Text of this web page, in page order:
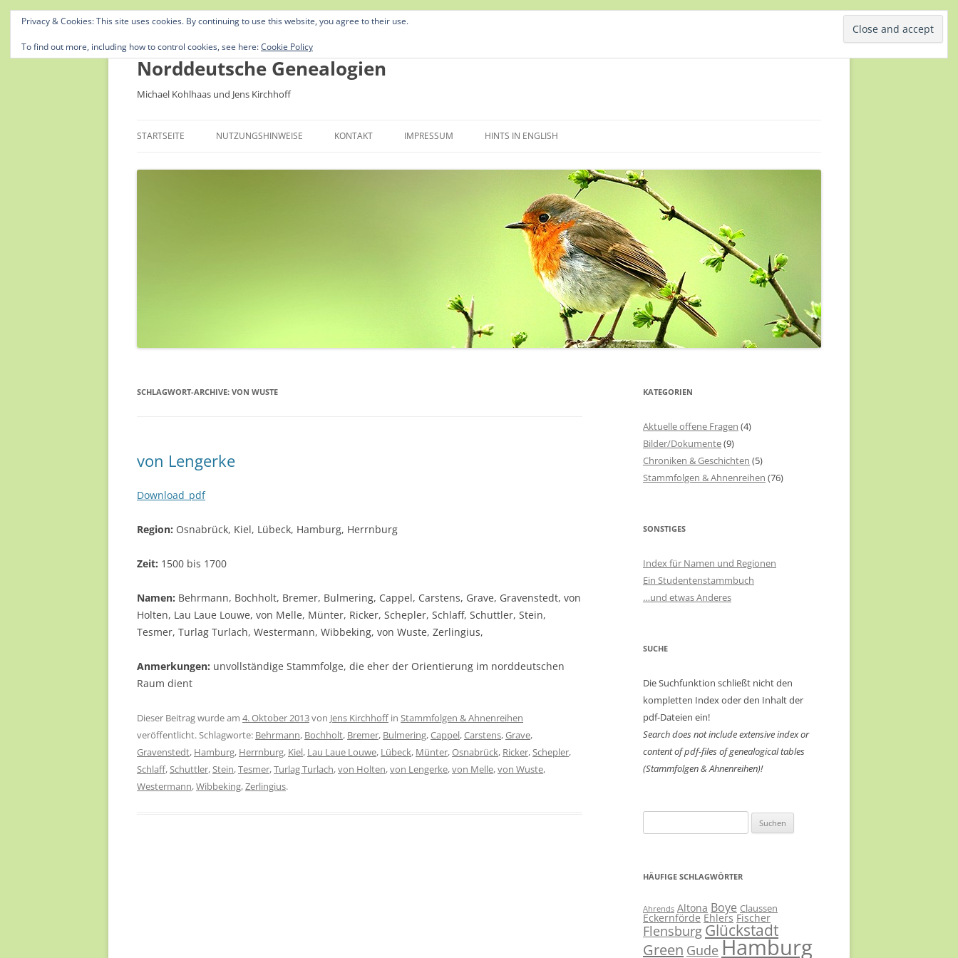
Norddeutsche Genealogien
Michael Kohlhaas und Jens Kirchhoff
Inhalt
STARTSEITE NUTZUNGSHINWEISE KONTAKT IMPRESSUM HINTS IN ENGLISH
SCHLAGWORT-ARCHIVE: VON WUSTE
von Lengerke
Download_pdf
Region: Osnabrück, Kiel, Lübeck, Hamburg, Herrnburg
Zeit: 1500 bis 1700
Namen: Behrmann, Bochholt, Bremer, Bulmering, Cappel, Carstens, Grave, Gravenstedt, von
Holten, Lau Laue Louwe, von Melle, Münter, Ricker, Schepler, Schlaff, Schuttler, Stein,
Tesmer, Turlag Turlach, Westermann, Wibbeking, von Wuste, Zerlingius,
Anmerkungen: unvollständige Stammfolge, die eher der Orientierung im norddeutschen
Raum dient
Dieser Beitrag wurde am 4. Oktober 2013von Jens Kirchhoffin Stammfolgen & Ahnenreihen
veröffentlicht. Schlagworte: Behrmann, Bochholt, Bremer, Bulmering,Cappel,Carstens,Grave,
Gravenstedt, Hamburg, Herrnburg, Kiel, Lau Laue Louwe, Lübeck, Münter,Osnabrück, Ricker,Schepler,
Schlaff,Schuttler,Stein,Tesmer,Turlag Turlach,von Holten,von Lengerke,von Melle,von Wuste,
Westermann,Wibbeking,Zerlingius.
KATEGORIEN
Aktuelle offene Fragen (4)
Bilder/Dokumente(9)
Chroniken & Geschichten (5)
Stammfolgen & Ahnenreihen (76)
SONSTIGES
Index für Namen und Regionen
Ein Studentenstammbuch
…und etwas Anderes
SUCHE
Die Suchfunktion schließt nicht den
kompletten Index oder den Inhalt der
pdf-Dateien ein!
Search does not include extensive index or
content ofpdf-files of genealogical tables
(Stammfolgen & Ahnenreihen)!
nach:
HÄUFIGE SCHLAGWÖRTER
Ahrends Altona Boye Claussen
Eckernförde Ehlers Fischer
Flensburg Glückstadt
Green Gude Hamburg
Privacy & Cookies: This site uses cookies. By continuing to use this website, you agree to their use.
To find out more, including how to control cookies, see here:Cookie Policy